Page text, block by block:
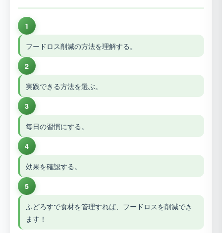
1
フードロス削減の方法を理解する。
2
実践できる方法を選ぶ。
3
毎日の習慣にする。
4
効果を確認する。
5
ふどろすで食材を管理すれば、フードロスを削減でき
ます！